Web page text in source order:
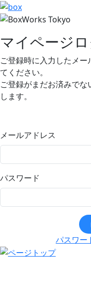
マイページ
ご登録時に入力したメ
てください。
ご登録がまだお済みでな
します。
メールアドレス
パスワード
パスワー